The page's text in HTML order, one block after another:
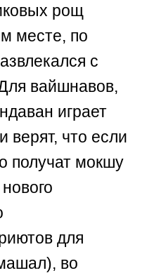
рощ
месте, по
с
вайшнавов,
играет
верят, что если
получат мокшу
для
во